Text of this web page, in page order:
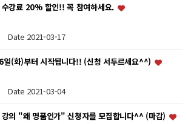
강료 20% 할인!! 꼭 참여하세요.
Date 2021-03-17
(화)부터 시작됩니다!! (신청 서두르세요^^)
Date 2021-03-04
의 "왜 명품인가" 신청자를 모집합니다^^ (마감)